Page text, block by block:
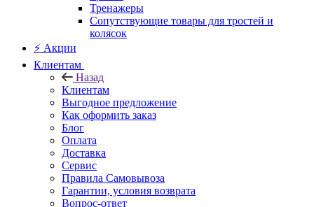
Тренажеры
Сопутствующие товары для тростей и
колясок
⚡ Акции
Клиентам
Назад
Клиентам
Выгодное предложение
Как оформить заказ
Блог
Оплата
Доставка
Сервис
Правила Самовывоза
Гарантии, условия возврата
Вопрос-ответ